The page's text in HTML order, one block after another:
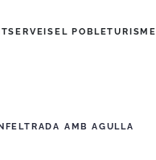
SERVEISEL POBLETURISME
AMB AGULLA